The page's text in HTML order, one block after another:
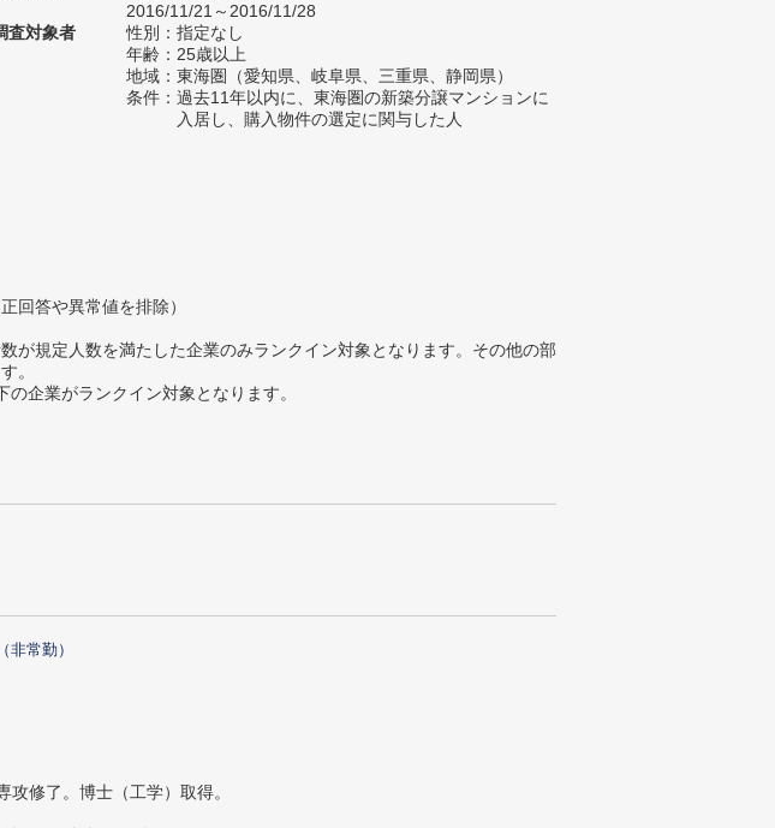
2016/11/21～2016/11/28
査対象者
性別：指定なし
年齢：25歳以上
地域：東海圏（愛知県、岐阜県、三重県、静岡県）
条件：過去11年以内に、東海圏の新築分譲マンションに
入居し、購入物件の選定に関与した人
回答や異常値を排除）
規定人数を満たした企業のみランクイン対象となります。その他の部
。
企業がランクイン対象となります。
常勤）
修了。博士（工学）取得。